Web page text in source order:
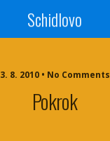
Schidlovo
3. 8. 2010 • No Comments
Pokrok